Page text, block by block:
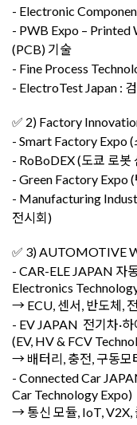
- Electronic
- PWB Expo – Printed
(PCB) 기술
- Fine Process
- ElectroTest Japan :
✅ 2) Factory
- Smart Factory Expo
- RoBoDEX (도쿄 로봇
- Green Factory Expo
- Manufacturing
전시회)
✅ 3) AUTOMOTIVE
- CAR-ELE JAPAN 자
Electronics
→ ECU, 센서, 반도체,
- EV JAPAN 전기차·
(EV, HV & FCV
→ 배터리, 충전, 구동모
- Connected Car
Car Technology Expo)
→ 통신 모듈, IoT, V2X,